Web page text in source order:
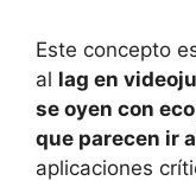
Este concepto
al lag en
se oyen con
que parecen ir
aplicaciones